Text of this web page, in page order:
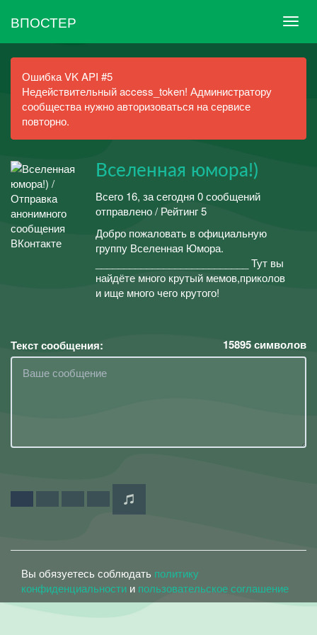
ВПОСТЕР
Ошибка VK API #5
Недействительный access_token! Администратору
сообщества нужно авторизоваться на сервисе
повторно.
Вселенная юмора!)
Всего 16, за сегодня 0 сообщений
отправлено / Рейтинг 5
Добро пожаловать в официальную
группу Вселенная Юмора.
___________________________ Тут вы
найдёте много крутый мемов,приколов
и ище много чего крутого!
Текст сообщения: 15895символов
Вы обязуетесь соблюдать политику
конфиденциальности и пользовательское соглашение